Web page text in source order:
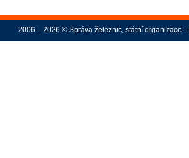
2006 – 2026 © Správa železnic, státní organizace